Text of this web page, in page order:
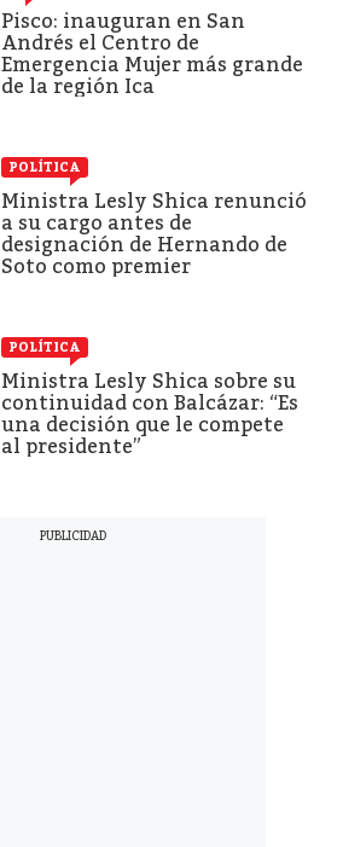
Pisco: inauguran en San
Andrés el Centro de
Emergencia Mujer más grande
de la región Ica
POLÍTICA
Ministra Lesly Shica renunció
a su cargo antes de
designación de Hernando de
Soto como premier
POLÍTICA
Ministra Lesly Shica sobre su
continuidad con Balcázar: “Es
una decisión que le compete
al presidente”